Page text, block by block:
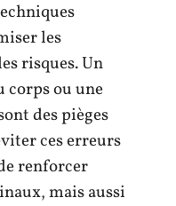
les
risques. Un
ou une
des pièges
ces erreurs
renforcer
mais aussi